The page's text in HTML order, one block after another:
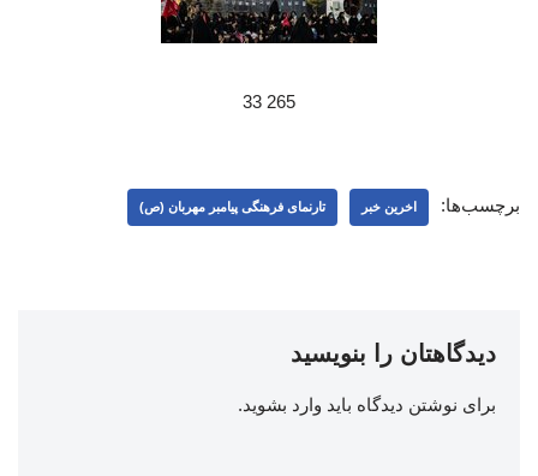
265 33
برچسب‌ها: اخرین خبر تارنمای فرهنگی پیامبر مهربان (ص)
دیدگاهتان را بنویسید
برای نوشتن دیدگاه باید وارد بشوید.